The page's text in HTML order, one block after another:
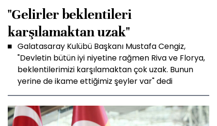
"Gelirler beklentileri
karşılamaktan uzak"
Galatasaray Kulübü Başkanı Mustafa Cengiz,
"Devletin bütün iyi niyetine rağmen Riva ve Florya,
beklentilerimizi karşılamaktan çok uzak. Bunun
yerine de ikame ettiğimiz şeyler var" dedi